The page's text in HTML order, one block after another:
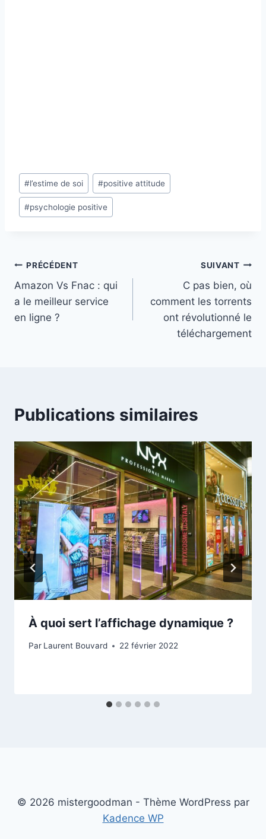
Étiquettes
de
la
#l’estime de soi #positive attitude
#psychologie positive
Navigation
de
l’article
PRÉCÉDENT
Amazon Vs Fnac : qui
a le meilleur service
en ligne ?
SUIVANT
C pas bien, où
comment les torrents
ont révolutionné le
téléchargement
Publications similaires
À quoi sert l’affichage dynamique ?
Par Laurent Bouvard 22 février 2022
© 2026 mistergoodman - Thème WordPress par
Kadence WP